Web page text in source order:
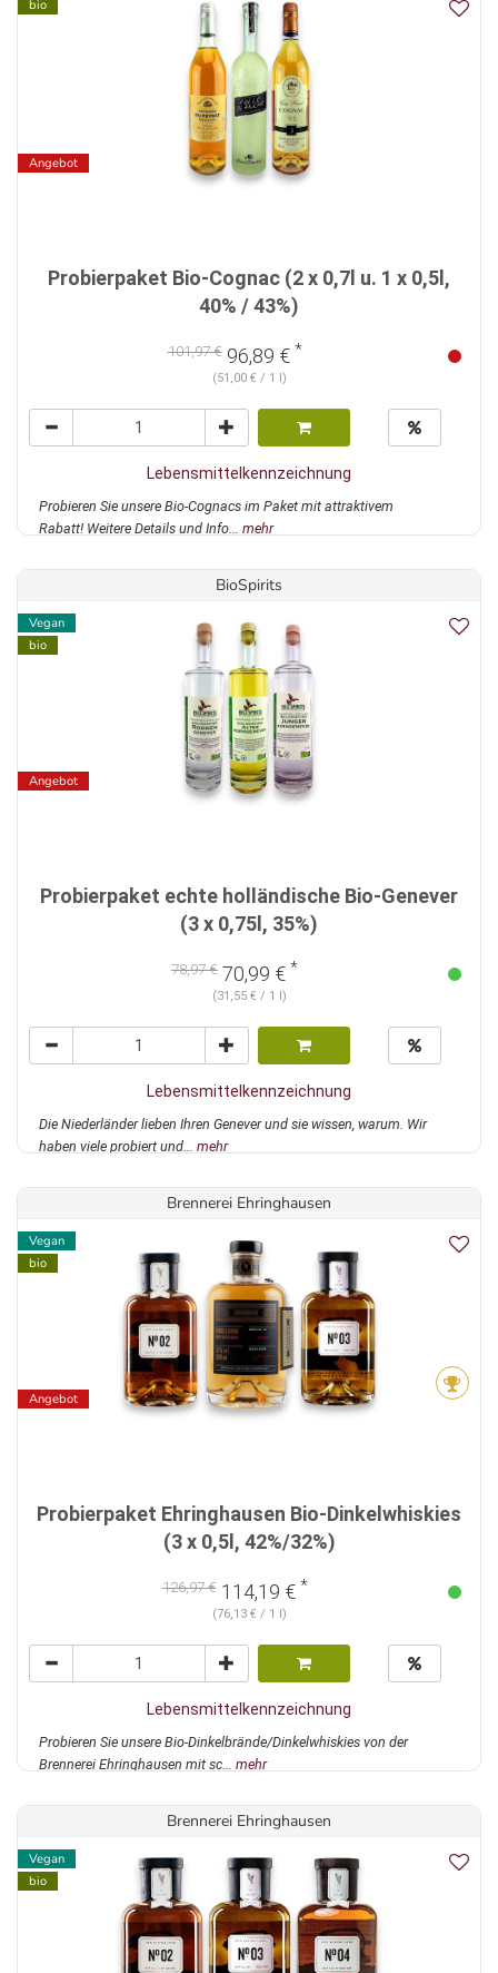
bio
Angebot
Probierpaket Bio-Cognac (2 x 0,7l u. 1 x 0,5l,
40% / 43%)
101,97 €96,89 € *
(51,00 € / 1 l)
Lebensmittelkennzeichnung
Probieren Sie unsere Bio-Cognacs im Paket mit attraktivem
Rabatt! Weitere Details und Info... mehr
BioSpirits
Vegan
bio
Angebot
Probierpaket echte holländische Bio-Genever
(3 x 0,75l, 35%)
78,97 € 70,99 € *
(31,55 € / 1 l)
Lebensmittelkennzeichnung
Die Niederländer lieben Ihren Genever und sie wissen, warum. Wir
haben viele probiert und... mehr
Brennerei Ehringhausen
Vegan
bio
Angebot
Probierpaket Ehringhausen Bio-Dinkelwhiskies
(3 x 0,5l, 42%/32%)
126,97 €114,19 € *
(76,13 € / 1 l)
Lebensmittelkennzeichnung
Probieren Sie unsere Bio-Dinkelbrände/Dinkelwhiskies von der
Brennerei Ehringhausen mit sc... mehr
Brennerei Ehringhausen
Vegan
bio